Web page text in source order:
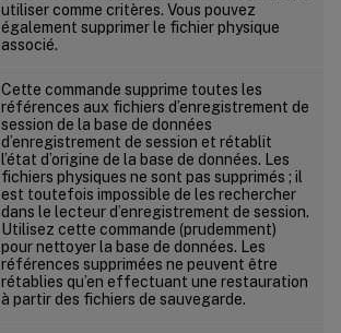
utiliser comme critères. Vous pouvez
également supprimer le fichier physique
associé.
Cette commande supprime toutes les
références aux fichiers d’enregistrement de
session de la base de données
d’enregistrement de session et rétablit
l’état d’origine de la base de données. Les
fichiers physiques ne sont pas supprimés ; il
est toutefois impossible de les rechercher
dans le lecteur d’enregistrement de session.
Utilisez cette commande (prudemment)
pour nettoyer la base de données. Les
références supprimées ne peuvent être
rétablies qu’en effectuant une restauration
à partir des fichiers de sauvegarde.